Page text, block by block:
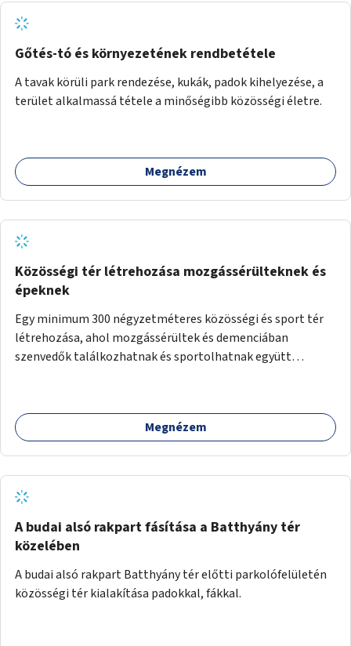
gyerekek bevonására is. A program pilot jelleggel indulna,
több korosztály számára.
Gőtés-tó és környezetének rendbetétele
A tavak körüli park rendezése, kukák, padok kihelyezése, a
terület alkalmassá tétele a minőségibb közösségi életre.
Megnézem
Közösségi tér létrehozása mozgássérülteknek és
épeknek
Egy minimum 300 négyzetméteres közösségi és sport tér
létrehozása, ahol mozgássérültek és demenciában
szenvedők találkozhatnak és sportolhatnak együtt
tud játszani, fontos, hogy a téren legyenek formájukban,
hangulatukban elkülönülő pontok, mezítlábas ösvények, az
Megnézem
A budai alsó rakpart fásítása a Batthyány tér
közelében
A budai alsó rakpart Batthyány tér előtti parkolófelületén
közösségi tér kialakítása padokkal, fákkal.